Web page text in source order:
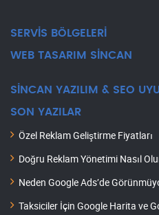
SERVİS BÖLGELERİ
WEB TASARIM SİNCAN
SİNCAN YAZILIM & SEO
SON YAZILAR
Özel Reklam Geliştirme Fiyatları
Doğru Reklam Yönetimi Nasıl
Neden Google Ads’de
Taksiciler İçin Google Harita ve